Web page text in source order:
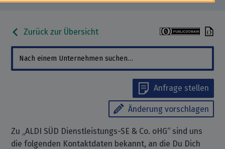
Zurück zur Übersicht
Anfrage stellen
Änderung vorschlagen
Zu „ALDI SÜD Dienstleistungs-SE & Co. oHG“ sind uns
die folgenden Kontaktdaten bekannt, an die Du Dich